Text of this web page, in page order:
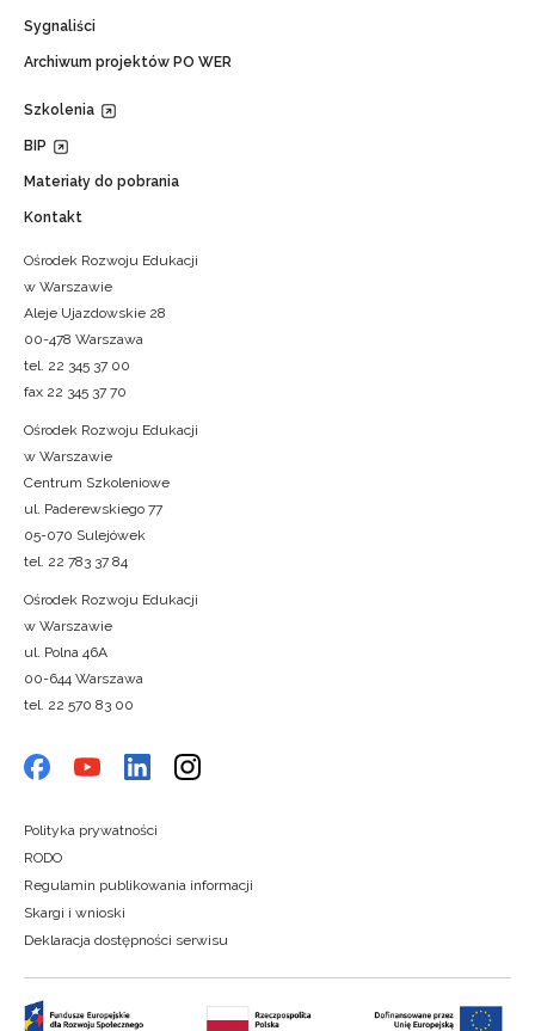
Sygnaliści
Archiwum projektów PO WER
Szkolenia
BIP
Materiały do pobrania
Kontakt
Ośrodek Rozwoju Edukacji
w Warszawie
Aleje Ujazdowskie 28
00-478 Warszawa
tel. 22 345 37 00
fax 22 345 37 70
Ośrodek Rozwoju Edukacji
w Warszawie
Centrum Szkoleniowe
ul. Paderewskiego 77
05-070 Sulejówek
tel. 22 783 37 84
Ośrodek Rozwoju Edukacji
w Warszawie
ul. Polna 46A
00-644 Warszawa
tel. 22 570 83 00
Polityka prywatności
RODO
Regulamin publikowania informacji
Skargi i wnioski
Deklaracja dostępności serwisu